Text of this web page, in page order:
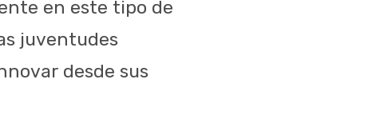
en este tipo de
juventudes
desde sus